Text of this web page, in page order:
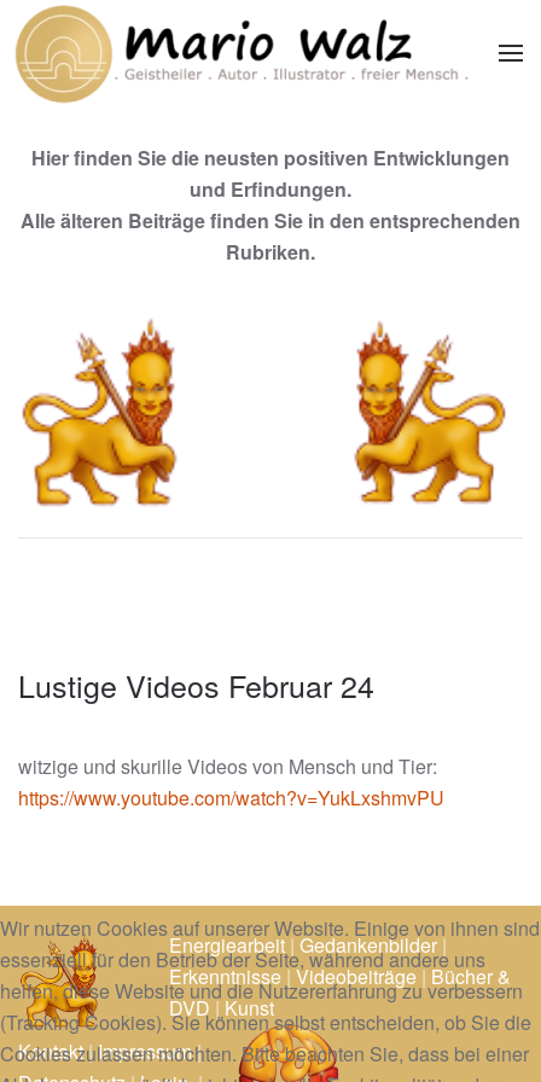
Zum Hauptinhalt springen
Hier finden Sie die neusten positiven Entwicklungen
und Erfindungen.
Alle älteren Beiträge finden Sie in den entsprechenden
Rubriken.
Lustige Videos Februar 24
witzige und skurille Videos von Mensch und Tier:
https://www.youtube.com/watch?v=YukLxshmvPU
Energiearbeit|Gedankenbilder|
Erkenntnisse|Videobeiträge|Bücher &
DVD|Kunst
Kontakt|Impressum|
Wir nutzen Cookies auf unserer Website. Einige von ihnen sind
essenziell für den Betrieb der Seite, während andere uns
helfen, diese Website und die Nutzererfahrung zu verbessern
(Tracking Cookies). Sie können selbst entscheiden, ob Sie die
Cookies zulassen möchten. Bitte beachten Sie, dass bei einer